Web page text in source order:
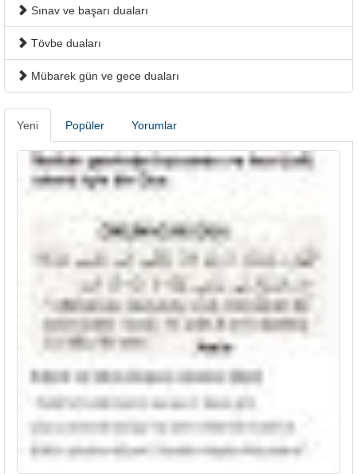
Sınav ve başarı duaları
Tövbe duaları
Mübarek gün ve gece duaları
Yeni Popüler Yorumlar